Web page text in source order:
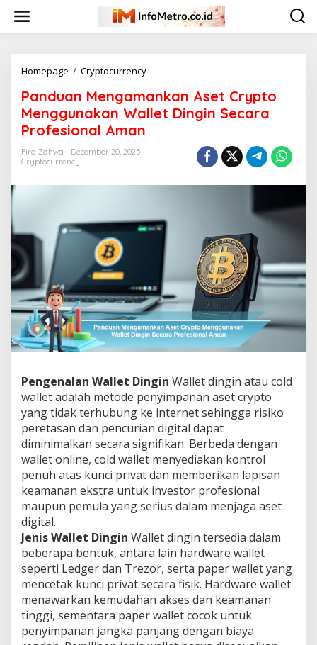
content
Homepage / CryptocurrencyPanduan
Aset
Crypto
Menggunakan
Aman
Panduan Mengamankan Aset Crypto
Menggunakan Wallet Dingin Secara
Profesional Aman
Fira Zahwa
December 20, 2025
Cryptocurrency
Pengenalan Wallet Dingin Wallet dingin atau cold
wallet adalah metode penyimpanan aset crypto
yang tidak terhubung ke internet sehingga risiko
peretasan dan pencurian digital dapat
diminimalkan secara signifikan. Berbeda dengan
wallet online, cold wallet menyediakan kontrol
penuh atas kunci privat dan memberikan lapisan
keamanan ekstra untuk investor profesional
maupun pemula yang serius dalam menjaga aset
digital.
Jenis Wallet Dingin Wallet dingin tersedia dalam
beberapa bentuk, antara lain hardware wallet
seperti Ledger dan Trezor, serta paper wallet yang
mencetak kunci privat secara fisik. Hardware wallet
menawarkan kemudahan akses dan keamanan
tinggi, sementara paper wallet cocok untuk
penyimpanan jangka panjang dengan biaya